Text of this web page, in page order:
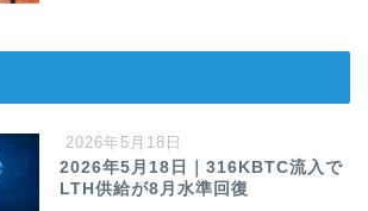
2026年5月18日
2026年5月18日｜316KBTC流入で
LTH供給が8月水準回復